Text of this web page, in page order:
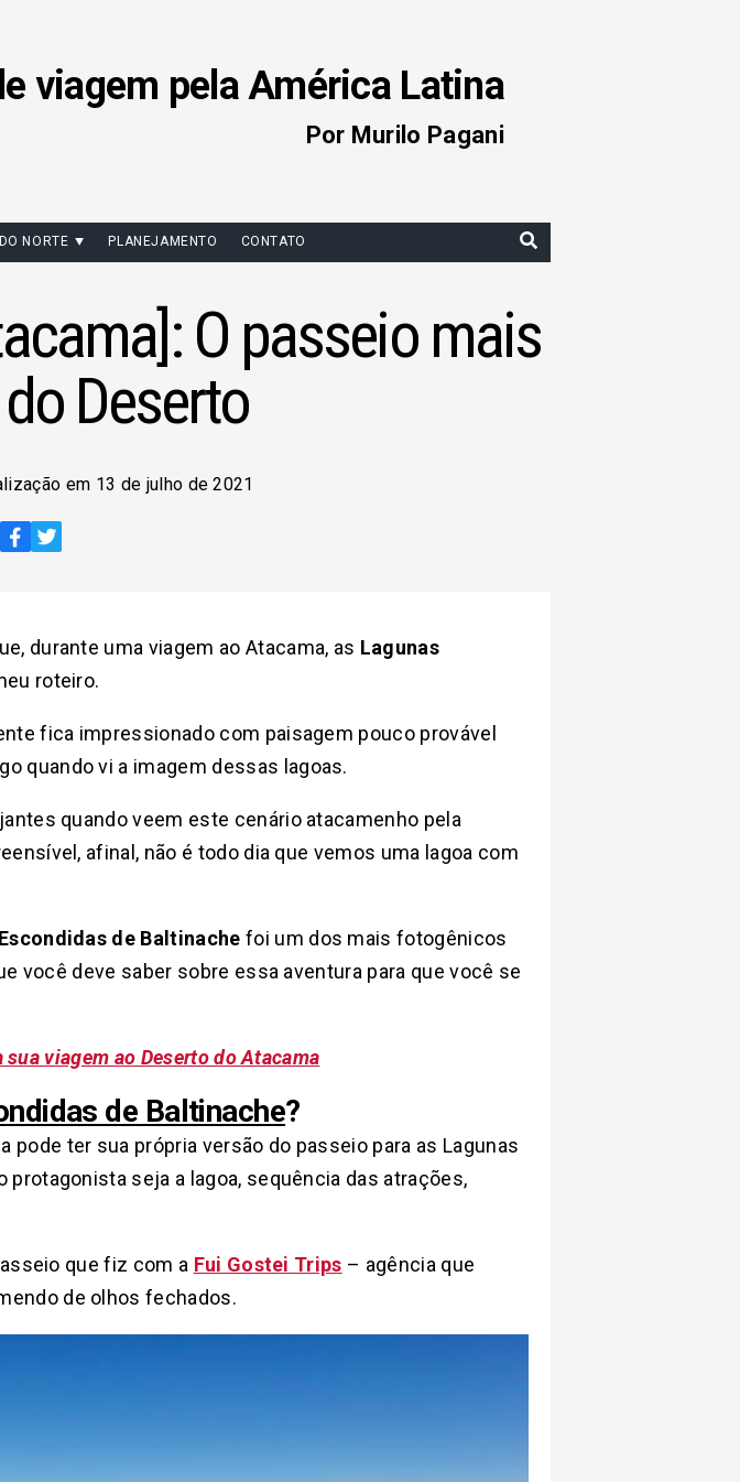
viagem pela América Latina
Por Murilo Pagani
NORTE PLANEJAMENTO CONTATO
O passeio mais
Deserto
em 13 de julho de 2021
durante uma viagem ao Atacama, as Lagunas
roteiro.
fica impressionado com paisagem pouco provável
quando vi a imagem dessas lagoas.
quando veem este cenário atacamenho pela
afinal, não é todo dia que vemos uma lagoa com
de Baltinache foi um dos mais fotogênicos
você deve saber sobre essa aventura para que você se
viagem ao Deserto do Atacama
de Baltinache?
pode ter sua própria versão do passeio para as Lagunas
seja a lagoa, sequência das atrações,
que fiz com a Fui Gostei Trips – agência que
de olhos fechados.